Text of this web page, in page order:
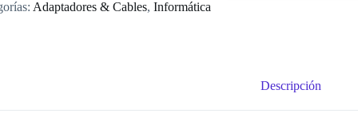
Adaptadores & Cables, Informática
Descripción